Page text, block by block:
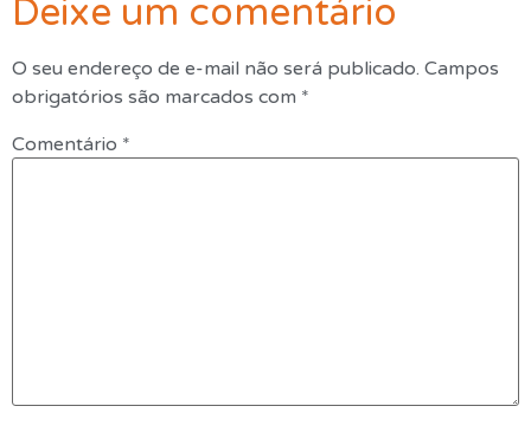
Deixe um comentário
O seu endereço de e-mail não será publicado. Campos
obrigatórios são marcados com *
Comentário *